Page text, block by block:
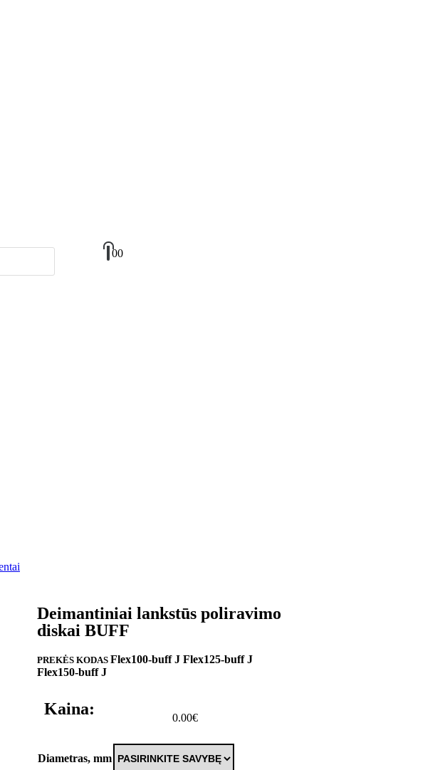
00
Deimantiniai lankstūs poliravimo
diskai BUFF
PREKĖS KODAS Flex100-buff J Flex125-buff J
Flex150-buff J
Kaina: 0.00€
Diametras, mm